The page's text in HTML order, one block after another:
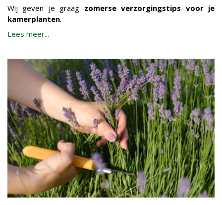
Wij geven je graag zomerse verzorgingstips voor je
kamerplanten.
Lees meer...